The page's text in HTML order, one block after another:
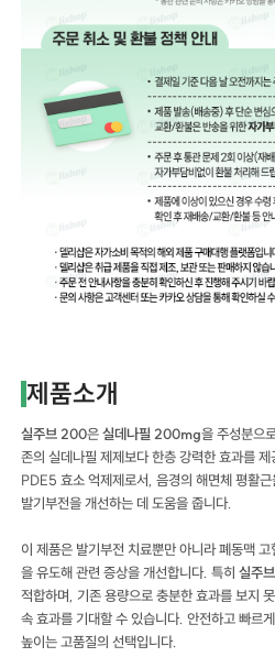
제품소개
실주브 200은실데나필 200mg을 주성분으
존의 실데나필 제제보다 한층 강력한 효과를
PDE5 효소 억제제로서, 음경의 해면체 평활
발기부전을 개선하는 데 도움을 줍니다.
이 제품은 발기부전 치료뿐만 아니라 폐동맥
을 유도해 관련 증상을 개선합니다. 특히실주
적합하며, 기존 용량으로 충분한 효과를 보지
속 효과를 기대할 수 있습니다. 안전하고 빠르
높이는 고품질의 선택입니다.